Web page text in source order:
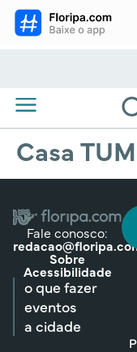
Casa TUM
Fale conosco:
Sobre
Acessibilidade
o que fazer
eventos
a cidade